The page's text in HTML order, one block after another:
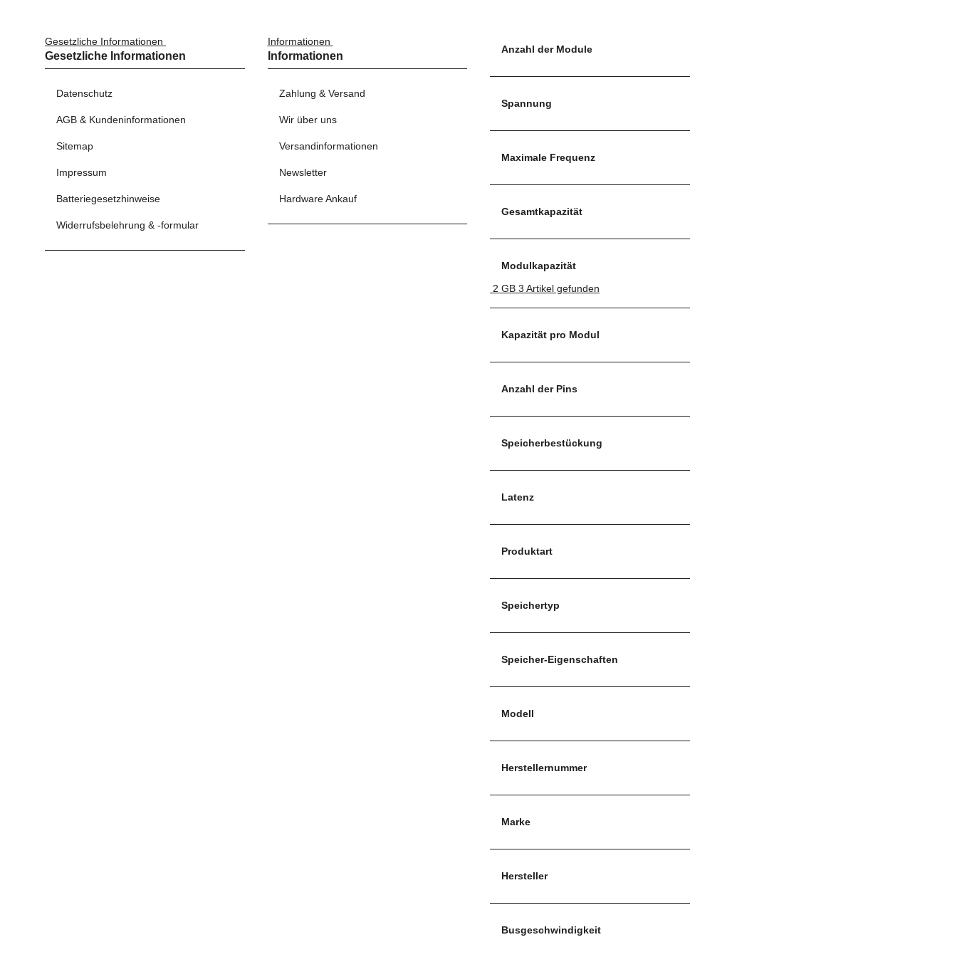
Gesetzliche Informationen
Gesetzliche Informationen
Datenschutz
AGB & Kundeninformationen
Sitemap
Impressum
Batteriegesetzhinweise
Widerrufsbelehrung & -formular
Informationen
Informationen
Zahlung & Versand
Wir über uns
Versandinformationen
Newsletter
Hardware Ankauf
Anzahl der Module
Spannung
Maximale Frequenz
Gesamtkapazität
Modulkapazität
2 GB 3 Artikel gefunden
Kapazität pro Modul
Anzahl der Pins
Speicherbestückung
Latenz
Produktart
Speichertyp
Speicher-Eigenschaften
Modell
Herstellernummer
Marke
Hersteller
Busgeschwindigkeit